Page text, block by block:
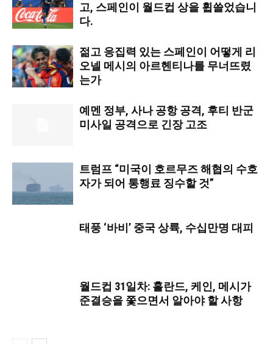
고, 스페인이 월드컵 상을 휩쓸었습니
다.
젊고 응집력 있는 스페인이 어떻게 리
오넬 메시의 아르헨티나를 무너뜨렸
는가
예멘 정부, 사나 공항 공격, 후티 반군
미사일 공격으로 긴장 고조
트럼프 “미국이 호르무즈 해협의 수호
자가 되어 통행료 징수할 것”
태풍 ‘바비’ 중국 상륙, 수십만명 대피
월드컵 31일차: 홀란드, 케인, 메시가
준결승을 쫓으면서 알아야 할 사항